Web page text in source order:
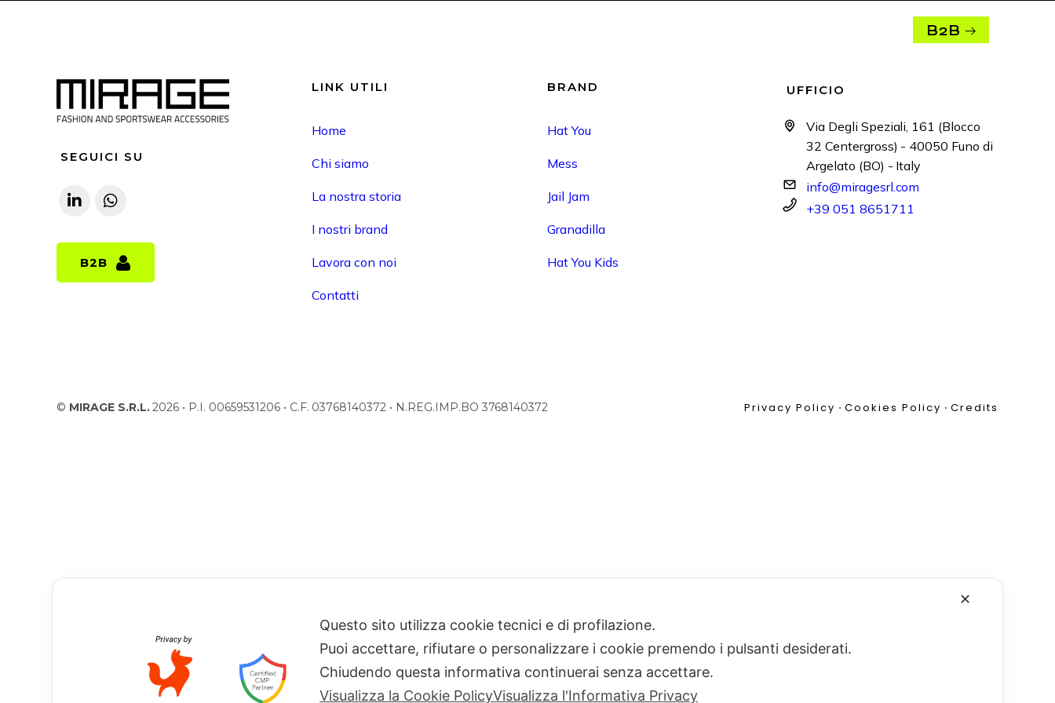
B2B
SEGUICI SU
B2B
B2B
LINK UTILI
Home
Chi siamo
La nostra storia
I nostri brand
Lavora con noi
Contatti
BRAND
Hat You
Mess
Jail Jam
Granadilla
Hat You Kids
UFFICIO
Via Degli Speziali, 161 (Blocco
32 Centergross) - 40050 Funo di
Argelato (BO) - Italy
info@miragesrl.com
+39 051 8651711
© MIRAGE S.R.L.2026 • P.I. 00659531206 • C.F. 03768140372 • N.REG.IMP.BO 3768140372 Privacy Policy •Cookies Policy • Credits
✕
Questo sito utilizza cookie tecnici e di profilazione.
Puoi accettare, rifiutare o personalizzare i cookie premendo i pulsanti desiderati.
Chiudendo questa informativa continuerai senza accettare.
Visualizza la Cookie PolicyVisualizza l'Informativa Privacy